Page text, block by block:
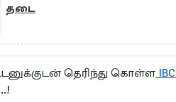
தடை
தெரிந்து கொள்ள